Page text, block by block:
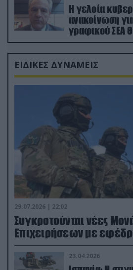
Η γελοία
ανακοίνωση
γραφικού ΣΕΑ
Ρώσους
ΕΙΔΙΚΕΣ ΔΥΝΑΜΕΙΣ
29.07.2026 | 22:02
Συγκροτούνται νέες
Επιχειρήσεων με
23.04.2026